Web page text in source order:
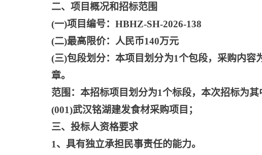
二、项目概况和招标范围
(一)项目编号：HBHZ-SH-2026-138
(二)最高限价：人民币140万元
(三)包段划分：本项目划分为1个包段，采购内
章。
范围：本招标项目划分为1个标段，本次招标为其
(001)武汉铭湖建发食材采购项目；
三、投标人资格要求
1、具有独立承担民事责任的能力。